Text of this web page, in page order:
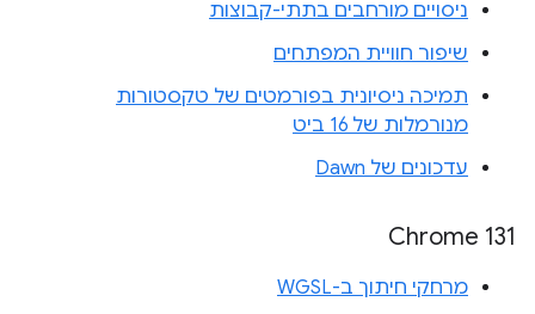
ניסויים מורחבים בתתי-קבוצות
שיפור חוויית המפתחים
תמיכה ניסיונית בפורמטים של טקסטורות
מנורמלות של 16 ביט
עדכונים של Dawn
Chrome 131
מרחקי חיתוך ב-WGSL